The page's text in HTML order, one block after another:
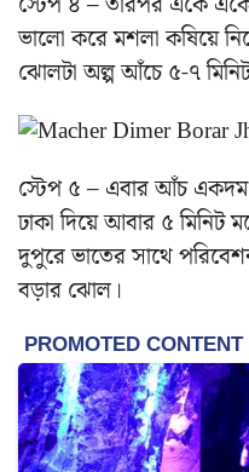
ভালো করে মশলা কষিয়ে
ঝোলটা অল্প আঁচে ৫-৭
স্টেপ ৫ – এবার আঁচ একদম
ঢাকা দিয়ে আবার ৫ মিনিট
দুপুরে ভাতের সাথে
বড়ার ঝোল।